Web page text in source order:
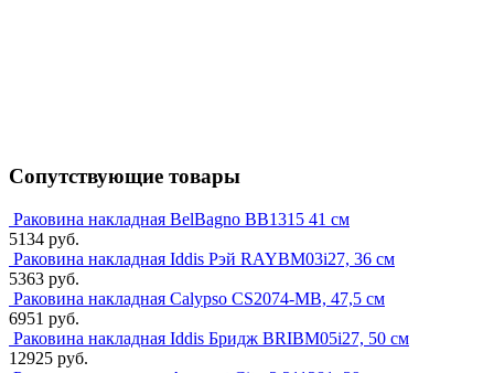
Сопутствующие товары
Раковина накладная BelBagno BB1315 41 см
5134 руб.
Раковина накладная Iddis Рэй RAYBM03i27, 36 см
5363 руб.
Раковина накладная Calypso CS2074-MB, 47,5 см
6951 руб.
Раковина накладная Iddis Бридж BRIBM05i27, 50 см
12925 руб.